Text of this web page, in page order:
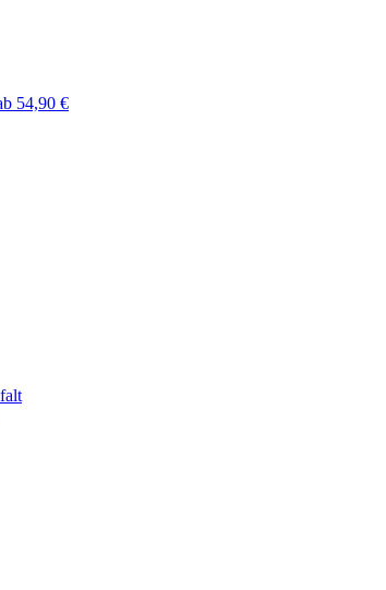
54,90 €